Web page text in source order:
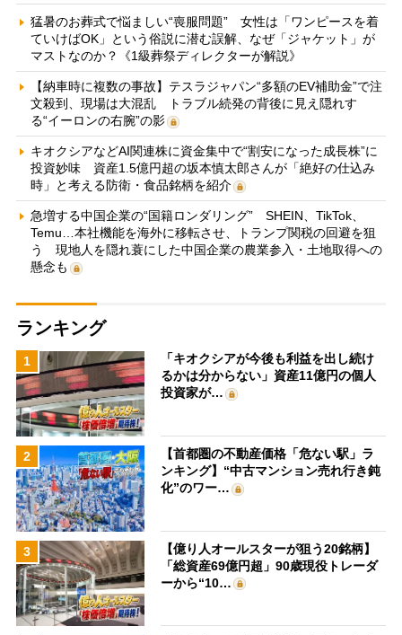
猛暑のお葬式で悩ましい“喪服問題” 女性は「ワンピースを着
ていけばOK」という俗説に潜む誤解、なぜ「ジャケット」が
マストなのか？《1級葬祭ディレクターが解説》
【納車時に複数の事故】テスラジャパン“多額のEV補助金”で注
文殺到、現場は大混乱 トラブル続発の背後に見え隠れす
る“イーロンの右腕”の影
キオクシアなどAI関連株に資金集中で“割安になった成長株”に
投資妙味 資産1.5億円超の坂本慎太郎さんが「絶好の仕込み
時」と考える防衛・食品銘柄を紹介
急増する中国企業の“国籍ロンダリング” SHEIN、TikTok、
Temu…本社機能を海外に移転させ、トランプ関税の回避を狙
う 現地人を隠れ蓑にした中国企業の農業参入・土地取得への
懸念も
ランキング
1
「キオクシアが今後も利益を出し続け
るかは分からない」資産11億円の個人
投資家が…
2
【首都圏の不動産価格「危ない駅」ラ
ンキング】“中古マンション売れ行き鈍
化”のワー…
3
【億り人オールスターが狙う20銘柄】
「総資産69億円超」90歳現役トレーダ
ーから“10…